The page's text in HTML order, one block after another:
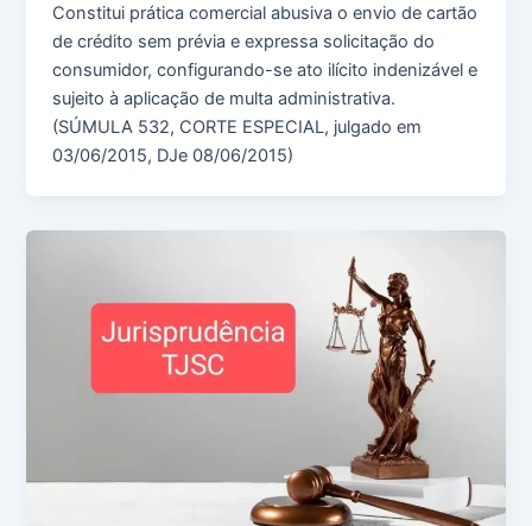
Constitui prática comercial abusiva o envio de cartão
de crédito sem prévia e expressa solicitação do
consumidor, configurando-se ato ilícito indenizável e
sujeito à aplicação de multa administrativa.
(SÚMULA 532, CORTE ESPECIAL, julgado em
03/06/2015, DJe 08/06/2015)